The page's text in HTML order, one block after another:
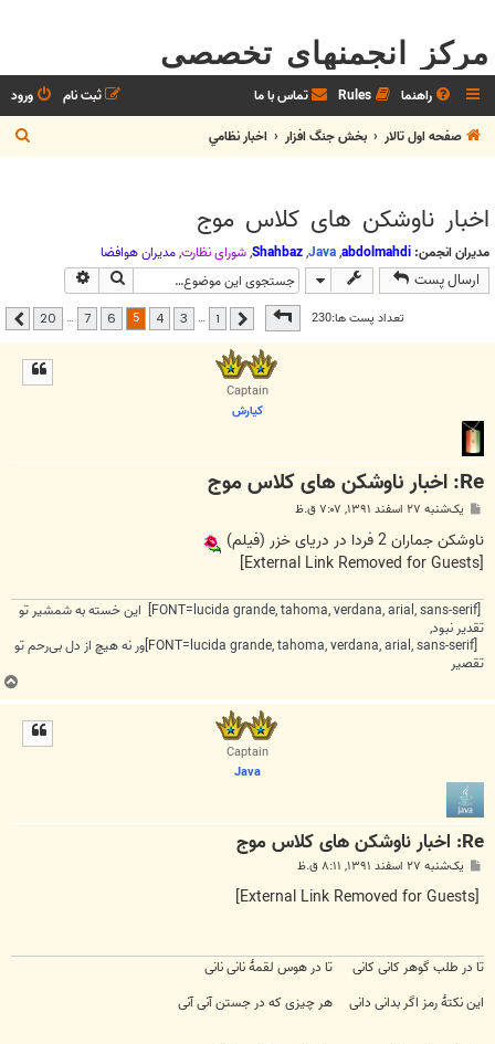
مرکز انجمنهای تخصصی
راهنما Rules تماس با ما ورود
ثبت نام
صفحه اول تالار
بخش جنگ افزار اخبار نظامي
ج
س
اخبار ناوشکن های کلاس موج
مدیران انجمن: abdolmahdi
,
Java
,
Shahbaz
,شوراي نظارت,مديران هوافضا
ارسال پست جستجو
تعداد پست ها:230صفحه5 از20 قبلی …
3
4
5
6
7
…
20 بعدی
Captain
كيارش
Re: اخبار ناوشکن های کلاس موج
پ
ت
یک‌شنبه ۲۷ اسفند ۱۳۹۱, ۷:۰۷ ق.ظ
ناوشکن جماران 2 فردا در دریای خزر (فيلم)
[FONT=lucida grande, tahoma, verdana, arial, sans-serif] این خسته به شمشیر تو
تقدیر نبود,
[FONT=lucida grande, tahoma, verdana, arial, sans-serif]ور نه هیچ از دل بی‌رحم تو
تقصیر
ب
ا
Captain
Java
Re: اخبار ناوشکن های کلاس موج
پ
ت
یک‌شنبه ۲۷ اسفند ۱۳۹۱, ۸:۱۱ ق.ظ
تا در طلب گوهر کانی کانی تا در هوس لقمهٔ نانی نانی
این نکتهٔ رمز اگر بدانی دانی هر چیزی که در جستن آنی آنی